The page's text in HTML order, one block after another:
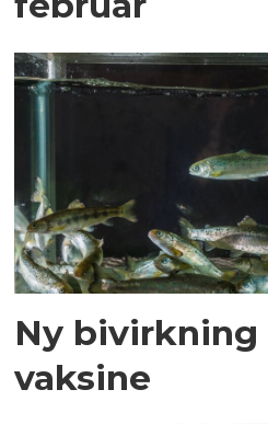
Ny bivirkning
vaksine